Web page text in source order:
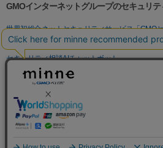
GMOインターネットグループのセキュリ
世界初総合ネットセキュリティサービス「GMOセ
パスワード漏洩診断
Webサイトリスク診断
セキュリティ相談AIチャットボット
実在証明・盗聴対策
サイバー攻撃対策（GMO Flatt Security）
セキュリティ事業の軌跡